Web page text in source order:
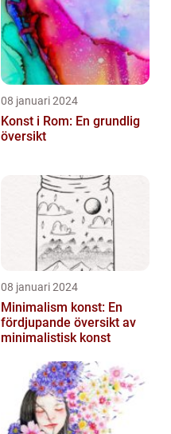
08 januari 2024
Konst i Rom: En grundlig
översikt
08 januari 2024
Minimalism konst: En
fördjupande översikt av
minimalistisk konst